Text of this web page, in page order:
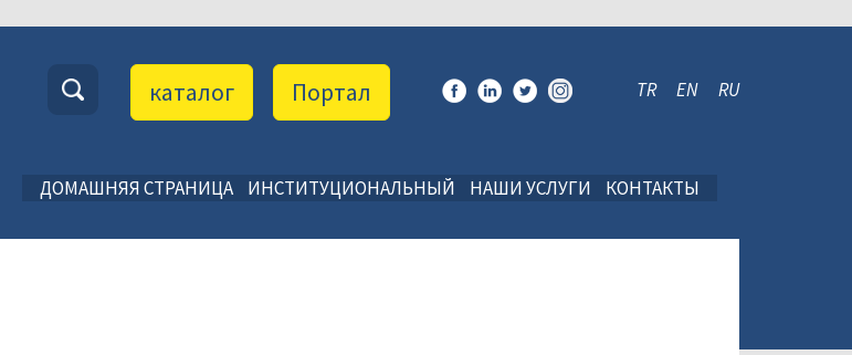
TR EN RU
Портал
каталог
ДОМАШНЯЯ СТРАНИЦА ИНСТИТУЦИОНАЛЬНЫЙ НАШИ УСЛУГИ КОНТАКТЫ